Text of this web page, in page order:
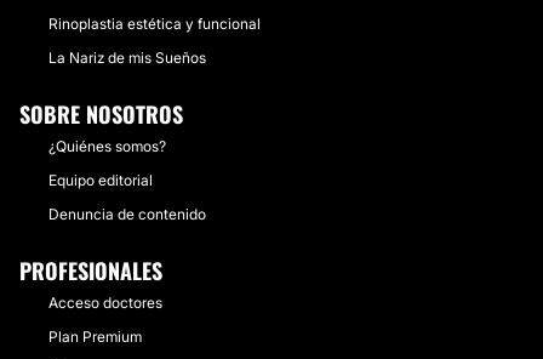
Rinoplastia estética y funcional
La Nariz de mis Sueños
SOBRE NOSOTROS
¿Quiénes somos?
Equipo editorial
Denuncia de contenido
PROFESIONALES
Acceso doctores
Plan Premium